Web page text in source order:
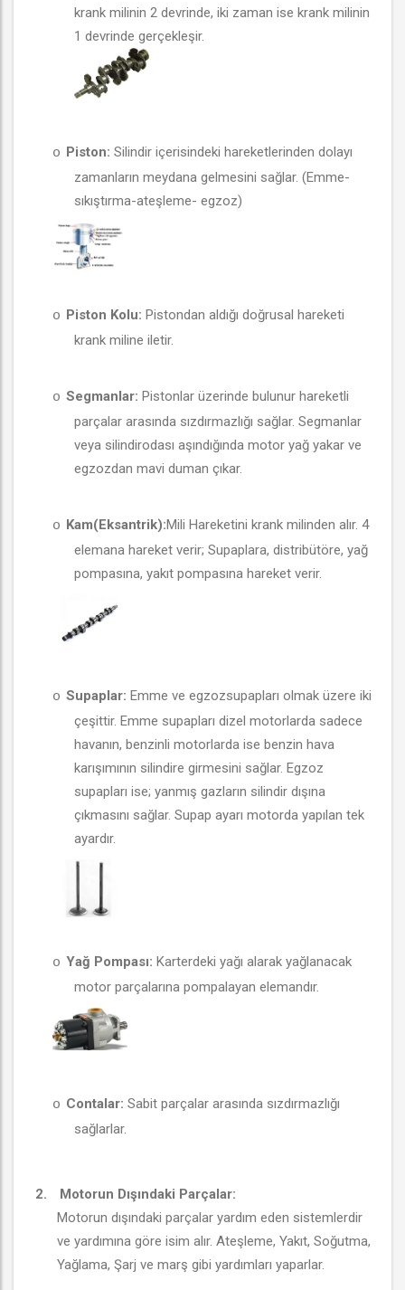
krank milinin 2 devrinde, iki zaman ise krank milinin
1 devrinde gerçekleşir.
o Piston: Silindir içerisindeki hareketlerinden dolayı
zamanların meydana gelmesini sağlar. (Emme-
sıkıştırma-ateşleme- egzoz)
o Piston Kolu:Pistondan aldığı doğrusal hareketi
krank miline iletir.
o Segmanlar: Pistonlar üzerinde bulunur hareketli
parçalar arasında sızdırmazlığı sağlar. Segmanlar
veya silindirodası aşındığında motor yağ yakar ve
egzozdan mavi duman çıkar.
o Kam(Eksantrik):Mili Hareketini krank milinden alır. 4
elemana hareket verir; Supaplara, distribütöre, yağ
pompasına, yakıt pompasına hareket verir.
o Supaplar: Emme ve egzozsupapları olmak üzere iki
çeşittir. Emme supapları dizel motorlarda sadece
havanın, benzinli motorlarda ise benzin hava
karışımının silindire girmesini sağlar. Egzoz
supapları ise; yanmış gazların silindir dışına
çıkmasını sağlar. Supap ayarı motorda yapılan tek
ayardır.
o Yağ Pompası: Karterdeki yağı alarak yağlanacak
motor parçalarına pompalayan elemandır.
o Contalar: Sabit parçalar arasında sızdırmazlığı
sağlarlar.
2.
Motorun Dışındaki Parçalar:
Motorun dışındaki parçalar yardım eden sistemlerdir
ve yardımına göre isim alır. Ateşleme, Yakıt, Soğutma,
Yağlama, Şarj ve marş gibi yardımları yaparlar.